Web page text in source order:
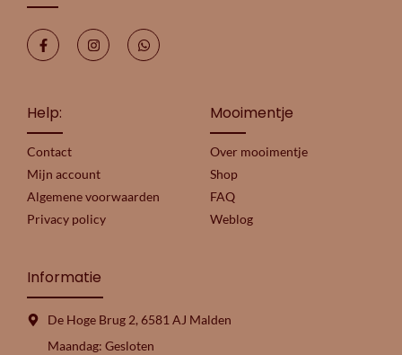
Help:
Contact
Mijn account
Algemene voorwaarden
Privacy policy
Mooimentje
Over mooimentje
Shop
FAQ
Weblog
Informatie
De Hoge Brug 2, 6581 AJ Malden
Maandag: Gesloten